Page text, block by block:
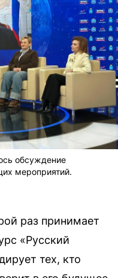
обсуждение
мероприятий.
раз принимает
«Русский
тех, кто